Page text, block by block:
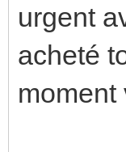
urgent
acheté